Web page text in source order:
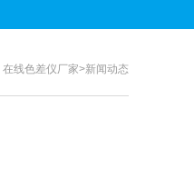
在线色差仪厂家>新闻动态